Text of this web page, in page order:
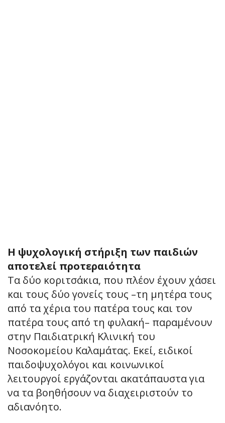
Η ψυχολογική στήριξη των παιδιών
αποτελεί προτεραιότητα
Τα δύο κοριτσάκια, που πλέον έχουν χάσει
και τους δύο γονείς τους –τη μητέρα τους
από τα χέρια του πατέρα τους και τον
πατέρα τους από τη φυλακή– παραμένουν
στην Παιδιατρική Κλινική του
Νοσοκομείου Καλαμάτας. Εκεί, ειδικοί
παιδοψυχολόγοι και κοινωνικοί
λειτουργοί εργάζονται ακατάπαυστα για
να τα βοηθήσουν να διαχειριστούν το
αδιανόητο.